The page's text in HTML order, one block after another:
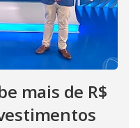
mais de R$